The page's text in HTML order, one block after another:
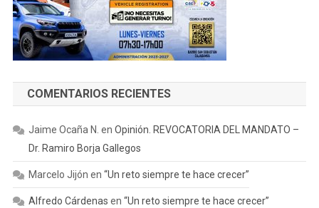
COMENTARIOS RECIENTES
Jaime Ocaña N. en Opinión. REVOCATORIA DEL MANDATO –
Dr. Ramiro Borja Gallegos
Marcelo Jijón en “Un reto siempre te hace crecer”
Alfredo Cárdenas en “Un reto siempre te hace crecer”